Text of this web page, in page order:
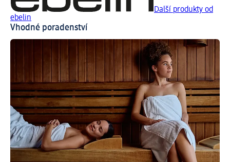
Další produkty od
ebelin
Vhodné poradenství